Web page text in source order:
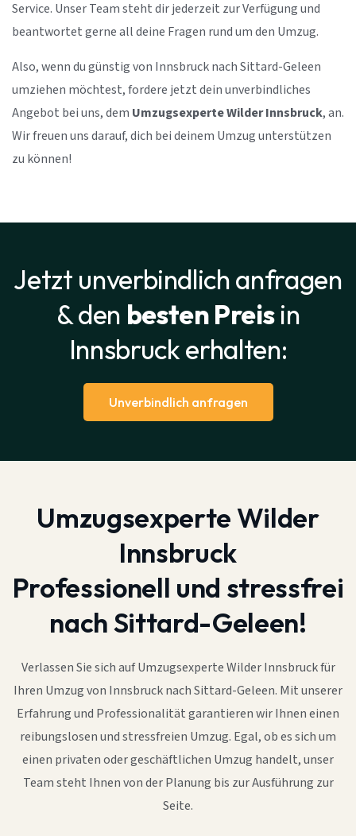
Service. Unser Team steht dir jederzeit zur Verfügung und
beantwortet gerne all deine Fragen rund um den Umzug.
Also, wenn du günstig von Innsbruck nach Sittard-Geleen
umziehen möchtest, fordere jetzt dein unverbindliches
Angebot bei uns, dem Umzugsexperte Wilder Innsbruck, an.
Wir freuen uns darauf, dich bei deinem Umzug unterstützen
zu können!
Jetzt unverbindlich anfragen
& den besten Preisin
Innsbruck erhalten:
Unverbindlich anfragen
Umzugsexperte Wilder
Innsbruck
Professionell und stressfrei
nach Sittard-Geleen!
Verlassen Sie sich auf Umzugsexperte Wilder Innsbruck für
Ihren Umzug von Innsbruck nach Sittard-Geleen. Mit unserer
Erfahrung und Professionalität garantieren wir Ihnen einen
reibungslosen und stressfreien Umzug. Egal, ob es sich um
einen privaten oder geschäftlichen Umzug handelt, unser
Team steht Ihnen von der Planung bis zur Ausführung zur
Seite.